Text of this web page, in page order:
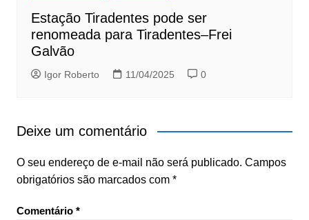
Estação Tiradentes pode ser
renomeada para Tiradentes–Frei
Galvão
Igor Roberto 11/04/2025 0
Deixe um comentário
O seu endereço de e-mail não será publicado. Campos
obrigatórios são marcados com *
Comentário *